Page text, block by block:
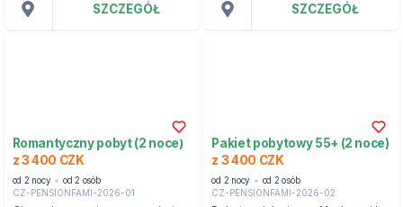
SZCZEGÓŁ SZCZEGÓŁ
Romantyczny pobyt (2 noce)
z 3 400 CZK
od 2 nocy
od 2 osób
CZ-PENSIONFAMI-2026-01
Pakiet pobytowy 55+ (2 noce)
z 3 400 CZK
od 2 nocy
od 2 osób
CZ-PENSIONFAMI-2026-02